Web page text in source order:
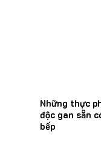
Những thực
độc gan sẵn
bếp